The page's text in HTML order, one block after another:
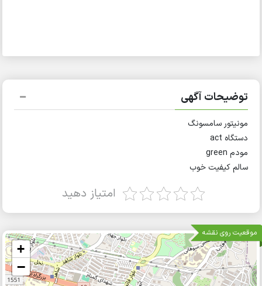
توضیحات آگهی
مونیتور سامسونگ
دستگاه act
مودم green
سالم کیفیت خوب
امتیاز دهید
موقعیت روی نقشه
+
−